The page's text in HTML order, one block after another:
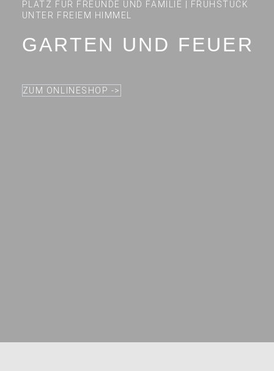
PLATZ FÜR FREUNDE UND FAMILIE | FRÜHSTÜCK
UNTER FREIEM HIMMEL
GARTEN UND FEUER
ZUM ONLINESHOP ->